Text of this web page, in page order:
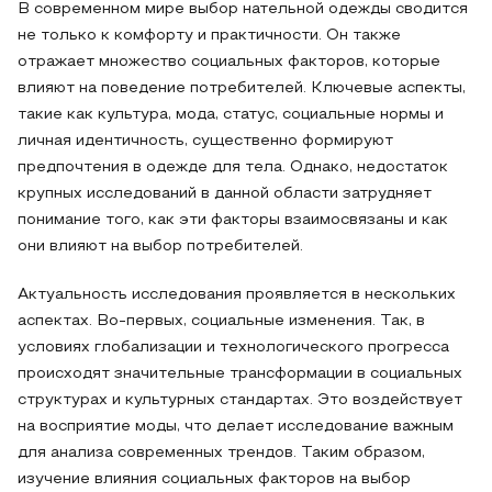
В современном мире выбор нательной одежды сводится
не только к комфорту и практичности. Он также
отражает множество социальных факторов, которые
влияют на поведение потребителей. Ключевые аспекты,
такие как культура, мода, статус, социальные нормы и
личная идентичность, существенно формируют
предпочтения в одежде для тела. Однако, недостаток
крупных исследований в данной области затрудняет
понимание того, как эти факторы взаимосвязаны и как
они влияют на выбор потребителей.
Актуальность исследования проявляется в нескольких
аспектах. Во-первых, социальные изменения. Так, в
условиях глобализации и технологического прогресса
происходят значительные трансформации в социальных
структурах и культурных стандартах. Это воздействует
на восприятие моды, что делает исследование важным
для анализа современных трендов. Таким образом,
изучение влияния социальных факторов на выбор